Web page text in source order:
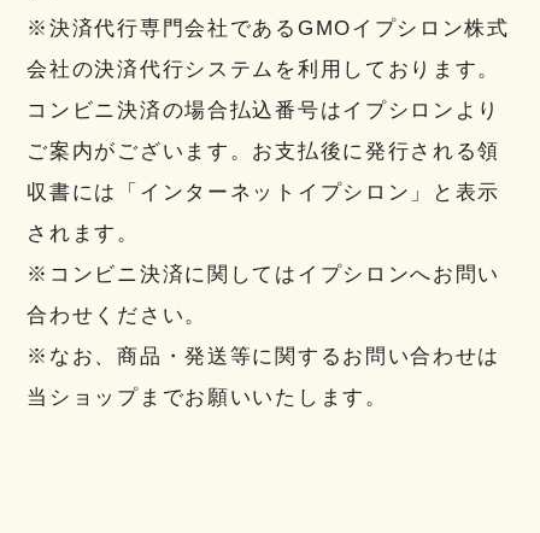
※決済代行専門会社であるGMOイプシロン株式
会社の決済代行システムを利用しております。
コンビニ決済の場合払込番号はイプシロンより
ご案内がございます。お支払後に発行される領
収書には「インターネットイプシロン」と表示
されます。
※コンビニ決済に関してはイプシロンへお問い
合わせください。
※なお、商品・発送等に関するお問い合わせは
当ショップまでお願いいたします。